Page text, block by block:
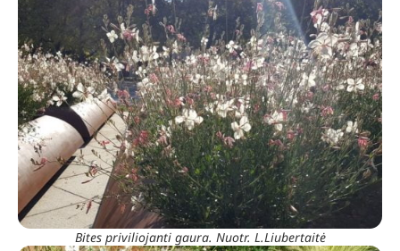
Bites priviliojanti gaura. Nuotr. L.Liubertaitė